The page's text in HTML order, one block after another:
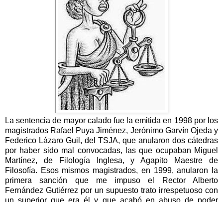
La sentencia de mayor calado fue la emitida en 1998 por los
magistrados Rafael Puya Jiménez, Jerónimo Garvín Ojeda y
Federico Lázaro Guil, del TSJA, que anularon dos cátedras
por haber sido mal convocadas, las que ocupaban Miguel
Martínez, de Filología Inglesa, y Agapito Maestre de
Filosofía. Esos mismos magistrados, en 1999, anularon la
primera sanción que me impuso el Rector Alberto
Fernández Gutiérrez por un supuesto trato irrespetuoso con